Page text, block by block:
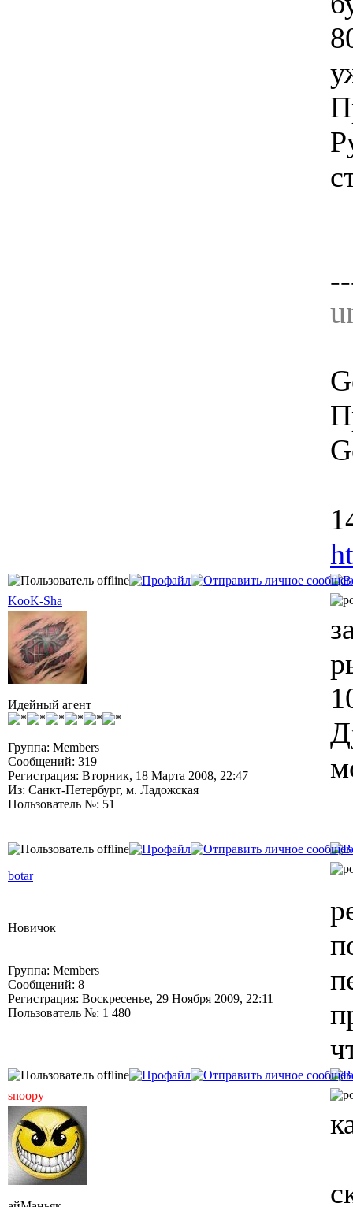
KooK-Sha
Идейный агент
Группа: Members
Сообщений: 319
Регистрация: Вторник, 18 Марта 2008, 22:47
Из: Санкт-Петербург, м. Ладожская
Пользователь №: 51
botar
Новичок
Группа: Members
Сообщений: 8
Регистрация: Воскресенье, 29 Ноября 2009, 22:11
Пользователь №: 1 480
snoopy